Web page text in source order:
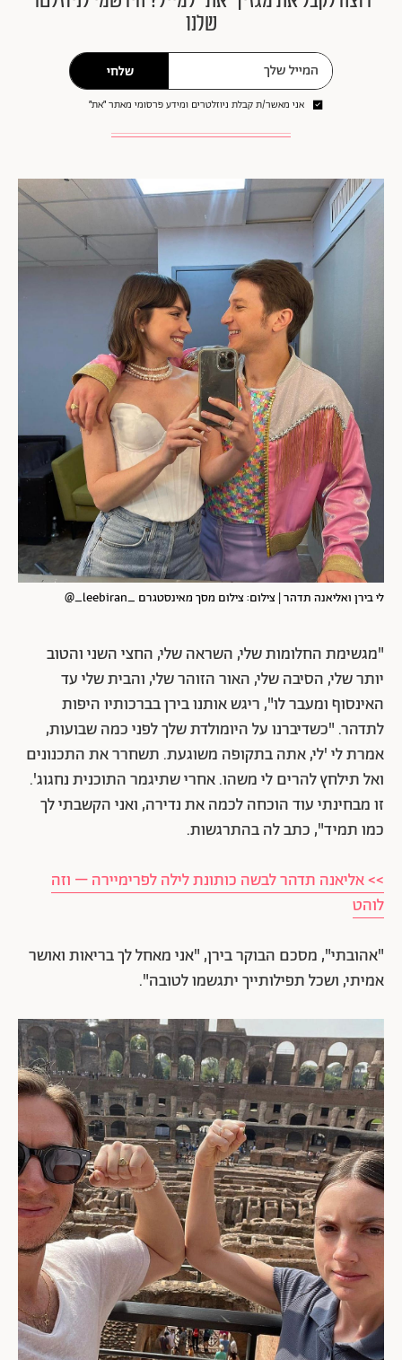
שלנו
שלחי
אני מאשר/ת קבלת ניוזלטרים ומידע פרסומי מאתר ״את״
לי בירן ואליאנה תדהר | צילום: צילום מסך מאינסטגרם _leebiran_@
"מגשימת החלומות שלי, השראה שלי, החצי השני והטוב
יותר שלי, הסיבה שלי, האור הזוהר שלי, והבית שלי עד
האינסוף ומעבר לו", ריגש אותנו בירן בברכותיו היפות
לתדהר. "כשדיברנו על היומולדת שלך לפני כמה שבועות,
אמרת לי 'לי, אתה בתקופה משוגעת. תשחרר את התכנונים
ואל תילחץ להרים לי משהו. אחרי שתיגמר התוכנית נחגוג'.
זו מבחינתי עוד הוכחה לכמה את נדירה, ואני הקשבתי לך
כמו תמיד", כתב לה בהתרגשות.
>> אליאנה תדהר לבשה כותונת לילה לפרימיירה – וזה
לוהט
"אהובתי", מסכם הבוקר בירן, "אני מאחל לך בריאות ואושר
אמיתי, ושכל תפילותייך יתגשמו לטובה".